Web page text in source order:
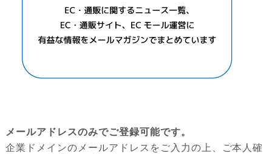
メールアドレスのみでご登録可能です。
企業ドメインのメールアドレスをご入力の上、ご本人確